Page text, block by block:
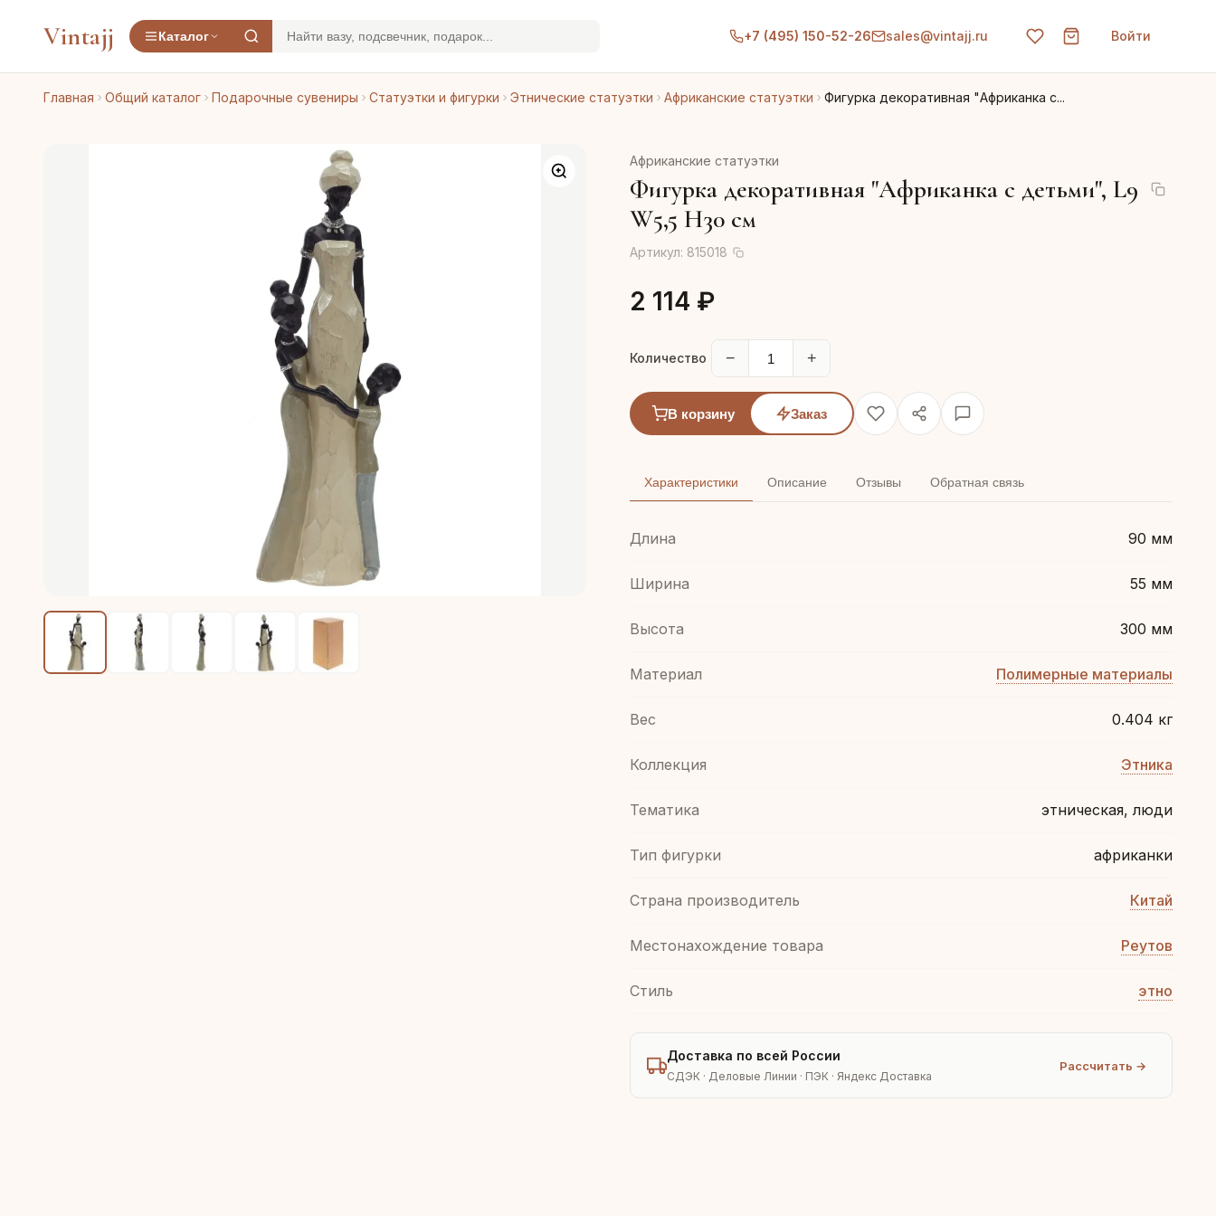
Vintajj Каталог +7 (495) 150-52-26 sales@vintajj.ru Войти
Главная Общий каталог Подарочные сувениры Статуэтки и фигурки Этнические статуэтки Африканские статуэтки Фигурка декоративная "Африканка с...
Африканские статуэтки
Фигурка декоративная "Африканка с детьми", L9
W5,5 H30 см
Артикул: 815018
2 114 ₽
Количество − +
В корзину Заказ
Характеристики Описание Отзывы Обратная связь
Длина 90 мм
Ширина 55 мм
Высота 300 мм
Материал Полимерные материалы
Вес 0.404 кг
Коллекция Этника
Тематика этническая, люди
Тип фигурки африканки
Страна производитель Китай
Местонахождение товара Реутов
Стиль этно
Доставка по всей России
СДЭК · Деловые Линии · ПЭК · Яндекс Доставка
Рассчитать →